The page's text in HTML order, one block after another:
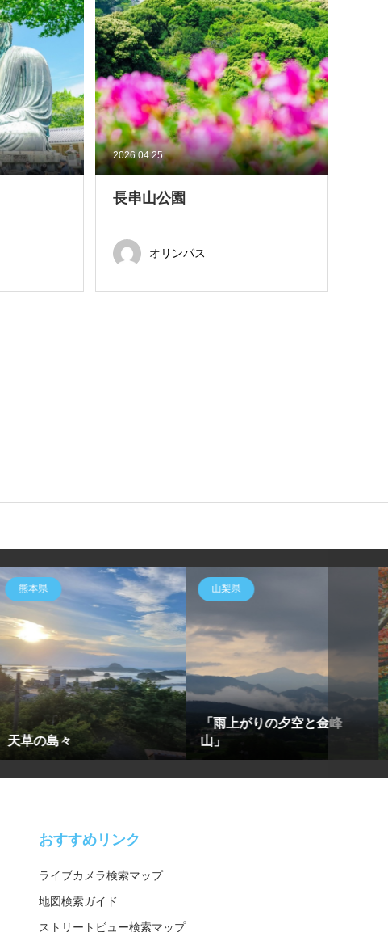
2026.04.25
長串山公園
オリンパス
りの夕空と金峰
福岡県
呑山観音寺
愛知県
紅葉と
おすすめリンク
ライブカメラ検索マップ
地図検索ガイド
ストリートビュー検索マップ